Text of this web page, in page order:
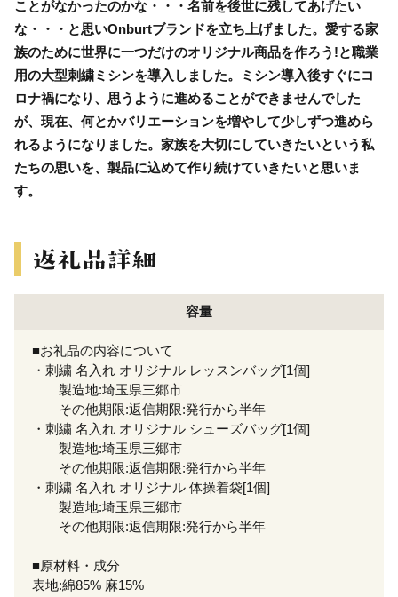
ことがなかったのかな・・・名前を後世に残してあげたい
な・・・と思いOnburtブランドを立ち上げました。愛する家
族のために世界に一つだけのオリジナル商品を作ろう!と職業
用の大型刺繍ミシンを導入しました。ミシン導入後すぐにコ
ロナ禍になり、思うように進めることができませんでした
が、現在、何とかバリエーションを増やして少しずつ進めら
れるようになりました。家族を大切にしていきたいという私
たちの思いを、製品に込めて作り続けていきたいと思いま
す。
容量
■お礼品の内容について
・刺繍 名入れ オリジナル レッスンバッグ[1個]
製造地:埼玉県三郷市
その他期限:返信期限:発行から半年
・刺繍 名入れ オリジナル シューズバッグ[1個]
製造地:埼玉県三郷市
その他期限:返信期限:発行から半年
・刺繍 名入れ オリジナル 体操着袋[1個]
製造地:埼玉県三郷市
その他期限:返信期限:発行から半年
■原材料・成分
表地:綿85% 麻15%